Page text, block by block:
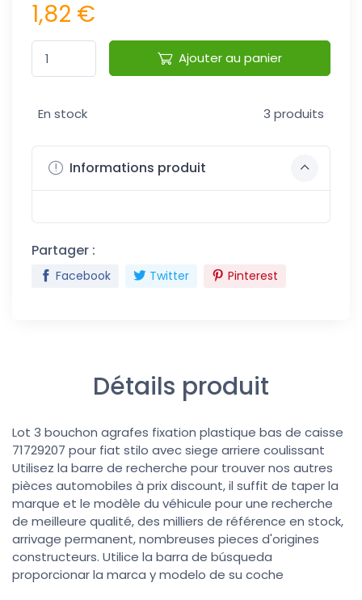
1,82 €
Ajouter au panier
En stock 3 produits
Informations produit
Partager :
Facebook Twitter Pinterest
Détails produit
Lot 3 bouchon agrafes fixation plastique bas de caisse
71729207 pour fiat stilo avec siege arriere coulissant
Utilisez la barre de recherche pour trouver nos autres
pièces automobiles à prix discount, il suffit de taper la
marque et le modèle du véhicule pour une recherche
de meilleure qualité, des milliers de référence en stock,
arrivage permanent, nombreuses pieces d'origines
constructeurs. Utilice la barra de búsqueda
proporcionar la marca y modelo de su coche